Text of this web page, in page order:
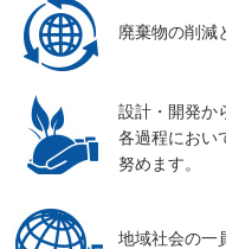
廃棄物の削減
設計・開発か
各過程におい
努めます。
地域社会の一